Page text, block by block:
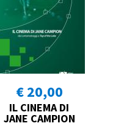
€ 20,00
IL CINEMA DI
JANE CAMPION